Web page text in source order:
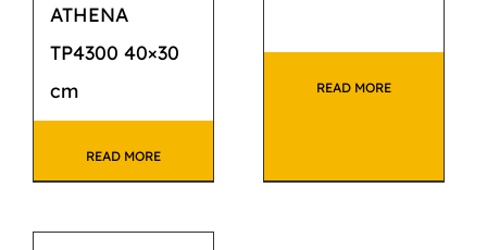
ATHENA
TP4300 40×30
cm
READ MORE
READ MORE